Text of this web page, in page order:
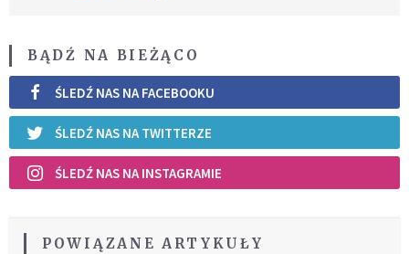
BĄDŹ NA BIEŻĄCO
ŚLEDŹ NAS NA FACEBOOKU
ŚLEDŹ NAS NA TWITTERZE
ŚLEDŹ NAS NA INSTAGRAMIE
POWIĄZANE ARTYKUŁY